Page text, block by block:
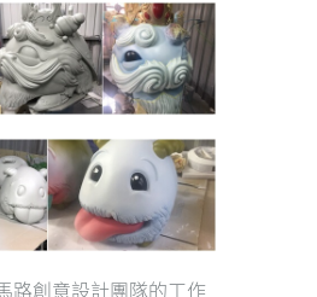
路創意設計團隊的工作